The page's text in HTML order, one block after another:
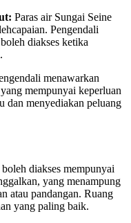
Paras air Sungai Seine
Pengendali
diakses ketika
menawarkan
mempunyai keperluan
dan menyediakan peluang
diakses mempunyai
yang menampung
atau pandangan. Ruang
yang paling baik.